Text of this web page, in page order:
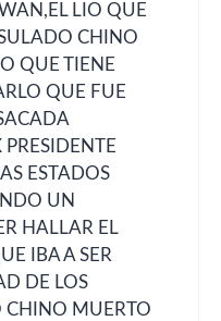
LIO QUE
CHINO
QUE TIENE
QUE FUE
ESTADOS
UN
HALLAR EL
IBA A SER
DE LOS
CHINO MUERTO